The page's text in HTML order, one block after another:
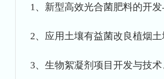
1、新型高效光合菌肥料的开
2、应用土壤有益菌改良植烟
3、生物絮凝剂项目开发与技